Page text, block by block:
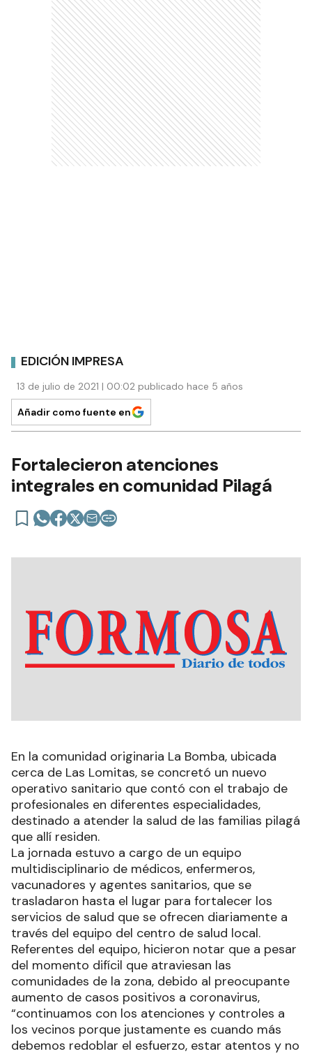
EDICIÓN IMPRESA
13 de julio de 2021 | 00:02 publicado hace 5 años
Añadir como fuente en
Fortalecieron atenciones
integrales en comunidad Pilagá
En la comunidad originaria La Bomba, ubicada
cerca de Las Lomitas, se concretó un nuevo
operativo sanitario que contó con el trabajo de
profesionales en diferentes especialidades,
destinado a atender la salud de las familias pilagá
que allí residen.
La jornada estuvo a cargo de un equipo
multidisciplinario de médicos, enfermeros,
vacunadores y agentes sanitarios, que se
trasladaron hasta el lugar para fortalecer los
servicios de salud que se ofrecen diariamente a
través del equipo del centro de salud local.
Referentes del equipo, hicieron notar que a pesar
del momento difícil que atraviesan las
comunidades de la zona, debido al preocupante
aumento de casos positivos a coronavirus,
“continuamos con los atenciones y controles a
los vecinos porque justamente es cuando más
debemos redoblar el esfuerzo, estar atentos y no